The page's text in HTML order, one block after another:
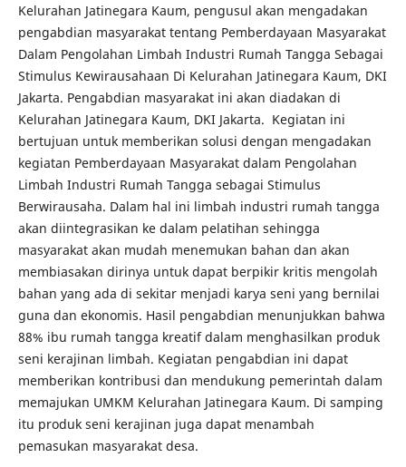
Kelurahan Jatinegara Kaum, pengusul akan mengadakan
pengabdian masyarakat tentang Pemberdayaan Masyarakat
Dalam Pengolahan Limbah Industri Rumah Tangga Sebagai
Stimulus Kewirausahaan Di Kelurahan Jatinegara Kaum, DKI
Jakarta. Pengabdian masyarakat ini akan diadakan di
Kelurahan Jatinegara Kaum, DKI Jakarta. Kegiatan ini
bertujuan untuk memberikan solusi dengan mengadakan
kegiatan Pemberdayaan Masyarakat dalam Pengolahan
Limbah Industri Rumah Tangga sebagai Stimulus
Berwirausaha. Dalam hal ini limbah industri rumah tangga
akan diintegrasikan ke dalam pelatihan sehingga
masyarakat akan mudah menemukan bahan dan akan
membiasakan dirinya untuk dapat berpikir kritis mengolah
bahan yang ada di sekitar menjadi karya seni yang bernilai
guna dan ekonomis. Hasil pengabdian menunjukkan bahwa
88% ibu rumah tangga kreatif dalam menghasilkan produk
seni kerajinan limbah. Kegiatan pengabdian ini dapat
memberikan kontribusi dan mendukung pemerintah dalam
memajukan UMKM Kelurahan Jatinegara Kaum. Di samping
itu produk seni kerajinan juga dapat menambah
pemasukan masyarakat desa.